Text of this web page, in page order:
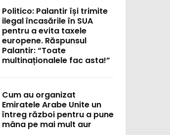
Politico: Palantir își trimite
ilegal încasările în SUA
pentru a evita taxele
europene. Răspunsul
Palantir: “Toate
multinaționalele fac asta!”
Cum au organizat
Emiratele Arabe Unite un
întreg război pentru a pune
mâna pe mai mult aur